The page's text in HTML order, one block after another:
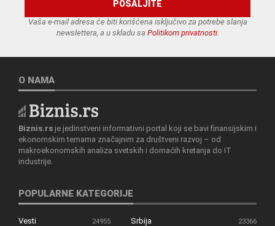
Vaša e-mail adresa će biti korišćena isključivo za potrebe slanja
newslettera, a u skladu sa Politikom privatnosti.
O NAMA
Biznis.rs je jedinstveni informativni portal koji se bavi finansijskim i
ekonomskim temama značajnim za društveni razvoj – od
makroekonomskih analiza svetskih i domaćih kretanja do IT
industrije.
POPULARNE KATEGORIJE
Vesti 24955 Srbija 23366